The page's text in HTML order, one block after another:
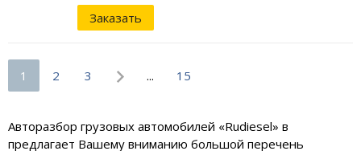
Заказать
1 2 3 ... 15
Авторазбор грузовых автомобилей «Rudiesel» в
предлагает Вашему вниманию большой перечень